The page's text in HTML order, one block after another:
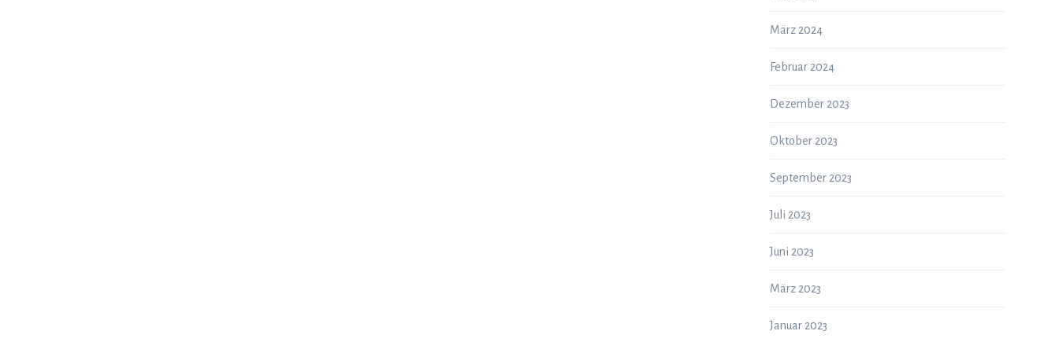
März 2024
Februar 2024
Dezember 2023
Oktober 2023
September 2023
Juli 2023
Juni 2023
März 2023
Januar 2023